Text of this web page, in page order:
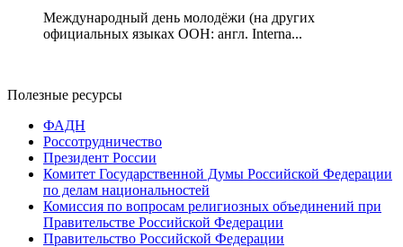
Международный день молодёжи (на других
официальных языках ООН: англ. Interna...
Полезные ресурсы
ФАДН
Россотрудничество
Президент России
Комитет Государственной Думы Российской Федерации
по делам национальностей
Комиссия по вопросам религиозных объединений при
Правительстве Российской Федерации
Правительство Российской Федерации